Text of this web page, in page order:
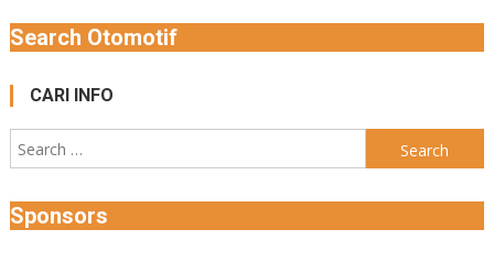
Search Otomotif
CARI INFO
Search
for:
Sponsors